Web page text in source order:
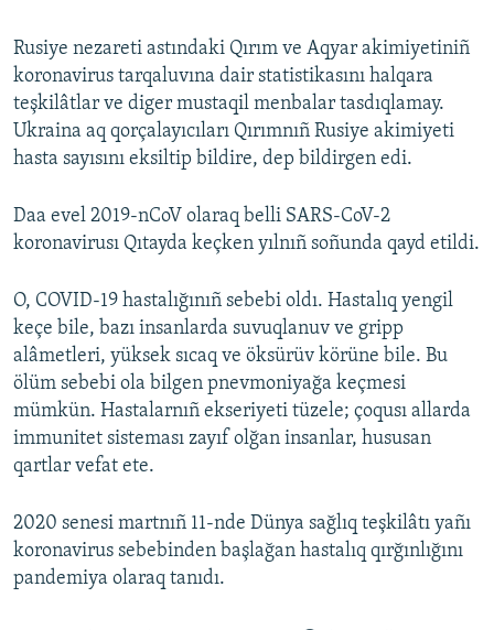
Rusiye nezareti astındaki Qırım ve Aqyar akimiyetiniñ
koronavirus tarqaluvına dair statistikasını halqara
teşkilâtlar ve diger mustaqil menbalar tasdıqlamay.
Ukraina aq qorçalayıcıları Qırımnıñ Rusiye akimiyeti
hasta sayısını eksiltip bildire, dep bildirgen edi.
Daa evel 2019-nCoV olaraq belli SARS-CoV-2
koronavirusı Qıtayda keçken yılnıñ soñunda qayd etildi.
O, COVID-19 hastalığınıñ sebebi oldı. Hastalıq yengil
keçe bile, bazı insanlarda suvuqlanuv ve gripp
alâmetleri, yüksek sıcaq ve öksürüv körüne bile. Bu
ölüm sebebi ola bilgen pnevmoniyağa keçmesi
mümkün. Hastalarnıñ ekseriyeti tüzele; çoqusı allarda
immunitet sisteması zayıf olğan insanlar, hususan
qartlar vefat ete.
2020 senesi martnıñ 11-nde Dünya sağlıq teşkilâtı yañı
koronavirus sebebinden başlağan hastalıq qırğınlığını
pandemiya olaraq tanıdı.